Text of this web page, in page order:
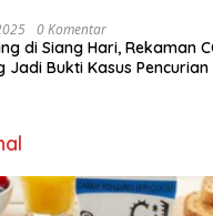
0 Komentar
di Siang Hari, Rekaman
Jadi Bukti Kasus Pencurian